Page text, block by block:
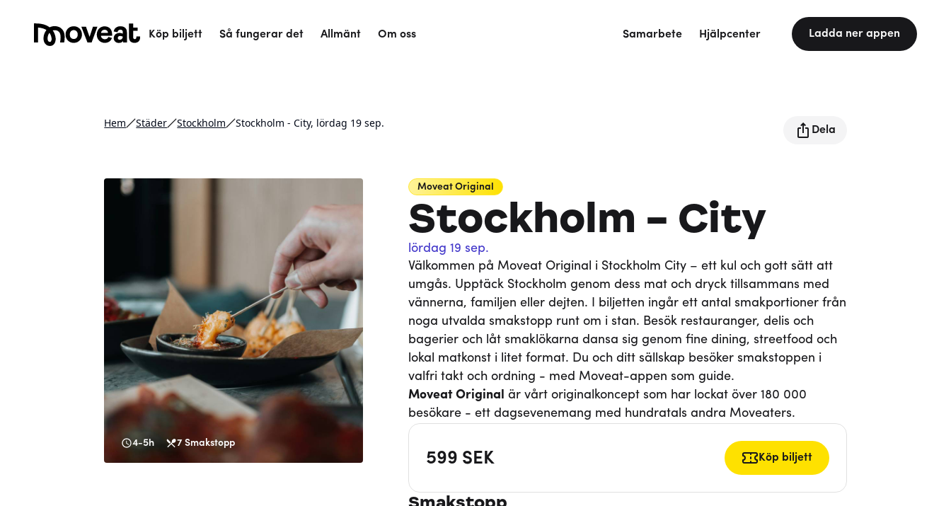
Köp biljett Så fungerar det Allmänt Om oss Samarbete Hjälpcenter Ladda ner appen
Hem Städer Stockholm Stockholm - City, lördag 19 sep.
Dela
4-5h 7 Smakstopp
Moveat Original
Stockholm - City
lördag 19 sep.
Välkommen på Moveat Original i Stockholm City – ett kul och gott sätt att
umgås. Upptäck Stockholm genom dess mat och dryck tillsammans med
vännerna, familjen eller dejten. I biljetten ingår ett antal smakportioner från
noga utvalda smakstopp runt om i stan. Besök restauranger, delis och
bagerier och låt smaklökarna dansa sig genom fine dining, streetfood och
lokal matkonst i litet format. Du och ditt sällskap besöker smakstoppen i
valfri takt och ordning - med Moveat-appen som guide.
Moveat Original är vårt originalkoncept som har lockat över 180 000
besökare - ett dagsevenemang med hundratals andra Moveaters.
599 SEK Köp biljett